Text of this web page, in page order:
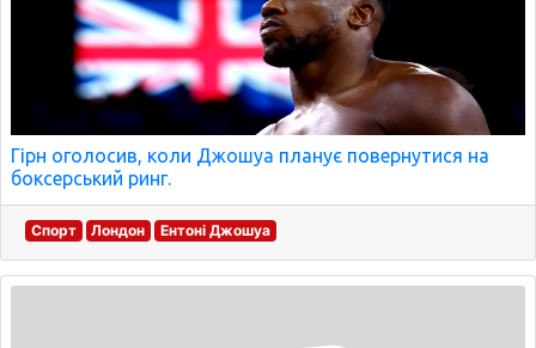
Гірн оголосив, коли Джошуа планує повернутися на
боксерський ринг.
Спорт Лондон Ентоні Джошуа